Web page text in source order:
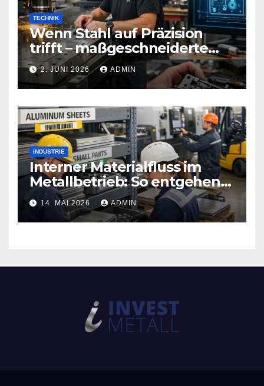
TECHNIK
Wenn Stahl auf Präzision
trifft – maßgeschneiderte
Sicherheitstechnik, die Türen
neu definiert
2. JUNI 2026 ADMIN
INDUSTRIE
Interner Materialfluss im
Metallbetrieb: So entgehen
Sie teuren
Produktionsstopps
14. MAI 2026 ADMIN